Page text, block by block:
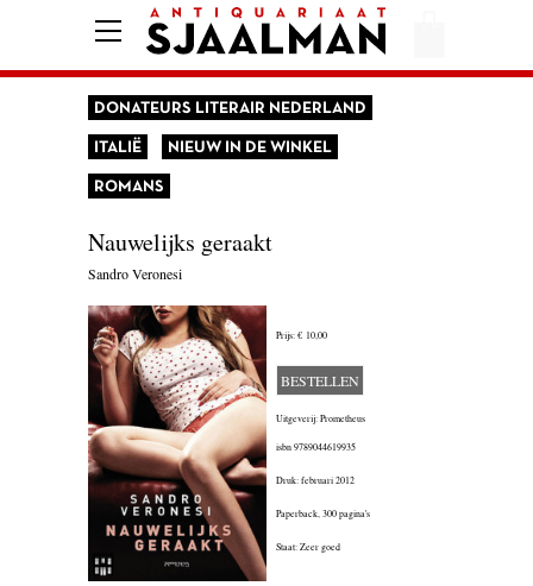
VOORWAARDEN
CONTACT
AANBIEDING
AMERIKA
AMSTERDAM
AUTOBIOGRAFIE
BLOEMLEZING
DONATEURS LITERAIR NEDERLAND
ITALIË NIEUW IN DE WINKEL
ROMANS
Nauwelijks geraakt
Sandro Veronesi
Prijs: € 10,00
BESTELLEN
Uitgeverij: Prometheus
isbn 9789044619935
Druk: februari 2012
Paperback, 300 pagina's
Staat: Zeer goed